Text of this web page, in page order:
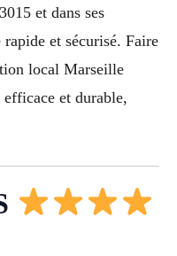
et dans ses
et sécurisé. Faire
local Marseille
et durable,